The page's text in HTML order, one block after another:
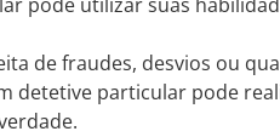
de fraudes, desvios ou
detetive particular pode